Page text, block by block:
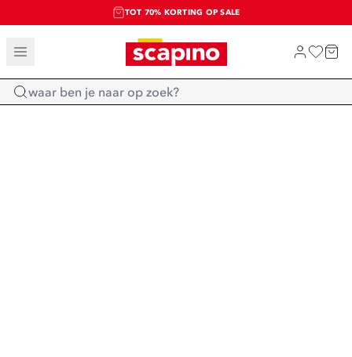
TOT 70% KORTING OP SALE
SALE: LAATSTE KANS!
SHOP NIEUW
Home